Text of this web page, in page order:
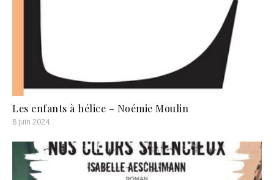
Les enfants à hélice – Noémie Moulin
8 juin 2024